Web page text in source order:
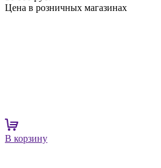
Цена в розничных магазинах
В корзину